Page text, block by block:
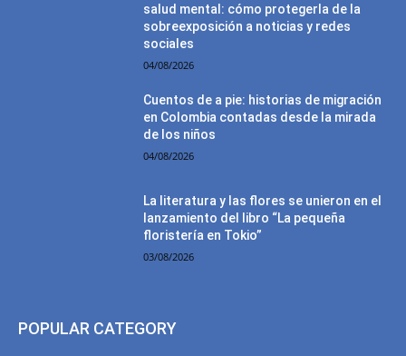
salud mental: cómo protegerla de la
sobreexposición a noticias y redes
sociales
04/08/2026
Cuentos de a pie: historias de migración
en Colombia contadas desde la mirada
de los niños
04/08/2026
La literatura y las flores se unieron en el
lanzamiento del libro “La pequeña
floristería en Tokio”
03/08/2026
POPULAR CATEGORY